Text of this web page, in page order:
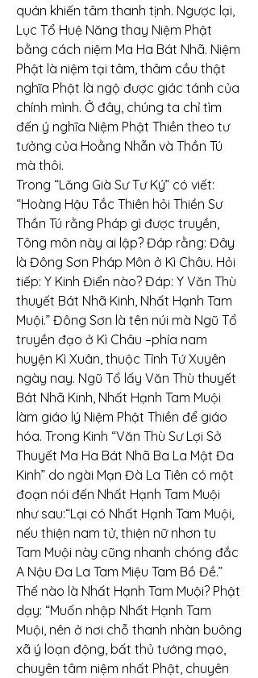
quán khiến tâm thanh tịnh. Ngược lại,
Lục Tổ Huệ Năng thay Niệm Phật
bằng cách niệm Ma Ha Bát Nhã. Niệm
Phật là niệm tại tâm, thâm cầu thật
nghĩa Phật là ngộ được giác tánh của
chính mình. Ở đây, chúng ta chỉ tìm
đến ý nghĩa Niệm Phật Thiền theo tư
tưởng của Hoằng Nhẫn và Thần Tú
mà thôi.
Trong “Lăng Già Sư Tư Ký” có viết:
“Hoàng Hậu Tắc Thiên hỏi Thiền Sư
Thần Tú rằng Pháp gì được truyền,
Tông môn này ai lập? Đáp rằng: Đây
là Đông Sơn Pháp Môn ở Kì Châu. Hỏi
tiếp: Y Kinh Điển nào? Đáp: Y Văn Thù
thuyết Bát Nhã Kinh, Nhất Hạnh Tam
Muội.” Đông Sơn là tên núi mà Ngũ Tổ
truyền đạo ở Kì Châu –phía nam
huyện Kì Xuân, thuộc Tỉnh Tứ Xuyên
ngày nay. Ngũ Tổ lấy Văn Thù thuyết
Bát Nhã Kinh, Nhất Hạnh Tam Muội
làm giáo lý Niệm Phật Thiền để giáo
hóa. Trong Kinh “Văn Thù Sư Lợi Sở
Thuyết Ma Ha Bát Nhã Ba La Mật Đa
Kinh” do ngài Mạn Đà La Tiên có một
đoạn nói đến Nhất Hạnh Tam Muội
như sau:“Lại có Nhất Hạnh Tam Muội,
nếu thiện nam tử, thiện nữ nhơn tu
Tam Muội này cũng nhanh chóng đắc
A Nậu Đa La Tam Miệu Tam Bồ Đề.”
Thế nào là Nhất Hạnh Tam Muội? Phật
dạy: “Muốn nhập Nhất Hạnh Tam
Muội, nên ở nơi chỗ thanh nhàn buông
xã ý loạn động, bất thủ tướng mạo,
chuyên tâm niệm nhất Phật, chuyên